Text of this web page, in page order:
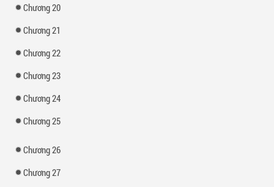
Chương 20
Chương 21
Chương 22
Chương 23
Chương 24
Chương 25
Chương 26
Chương 27